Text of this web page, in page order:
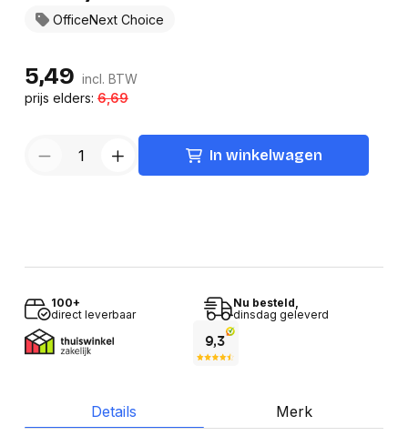
OfficeNext Choice
5,49 incl. BTW
prijs elders:6,69
In winkelwagen
100+
direct leverbaar
Nu besteld,
dinsdag geleverd
Details Merk